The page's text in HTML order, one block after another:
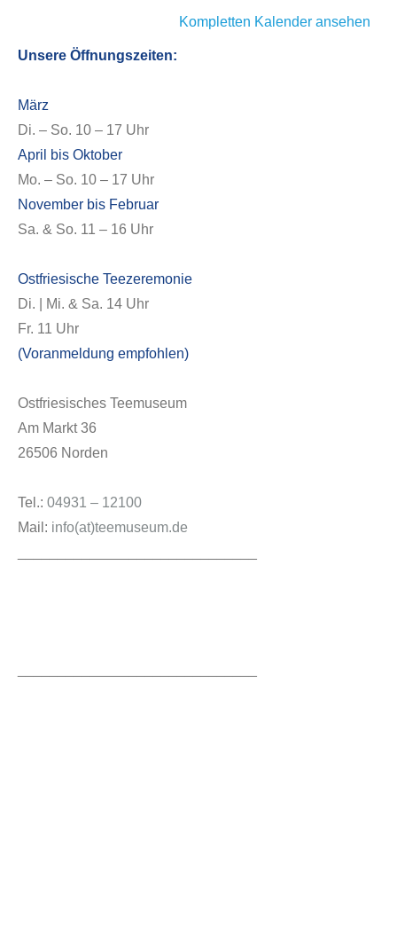
Kompletten Kalender ansehen
Unsere Öffnungszeiten:
März
Di. – So. 10 – 17 Uhr
April bis Oktober
Mo. – So. 10 – 17 Uhr
November bis Februar
Sa. & So. 11 – 16 Uhr
Ostfriesische Teezeremonie
Di. | Mi. & Sa. 14 Uhr
Fr. 11 Uhr
(Voranmeldung empfohlen)
Ostfriesisches Teemuseum
Am Markt 36
26506 Norden
Tel.: 04931 – 12100
Mail: info(at)teemuseum.de